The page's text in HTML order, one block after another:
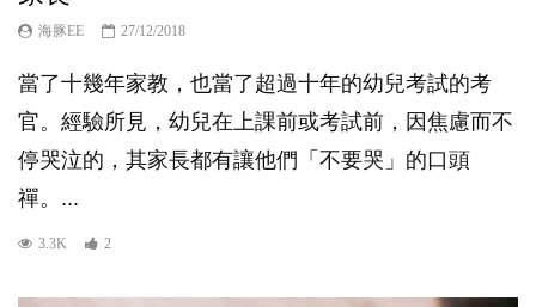
海豚EE 27/12/2018
當了十幾年家教，也當了超過十年的幼兒考試的考
官。經驗所見，幼兒在上課前或考試前，因焦慮而不
停哭泣的，其家長都有讓他們「不要哭」的口頭
禪。...
3.3K 2